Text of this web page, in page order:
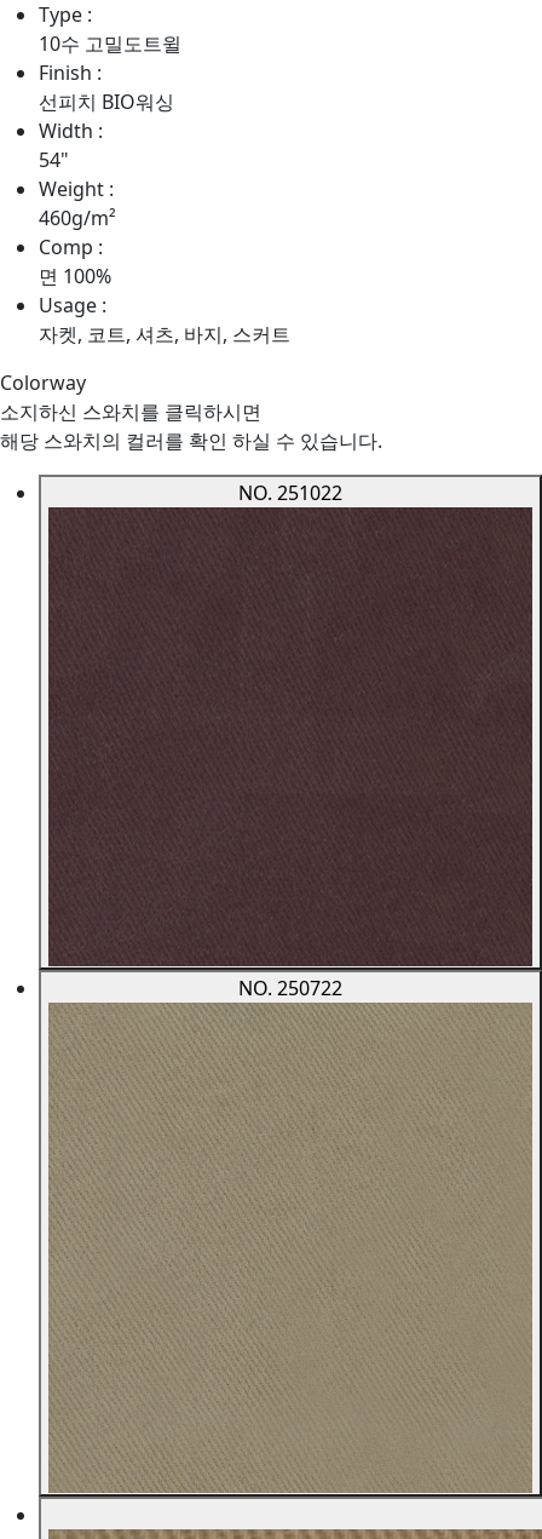
Type :
10수 고밀도트윌
Finish :
선피치 BIO워싱
Width :
54"
Weight :
460g/m²
Comp :
면 100%
Usage :
자켓, 코트, 셔츠, 바지, 스커트
Colorway
소지하신 스와치를 클릭하시면
해당 스와치의 컬러를 확인 하실 수 있습니다.
NO. 251022
NO. 250722